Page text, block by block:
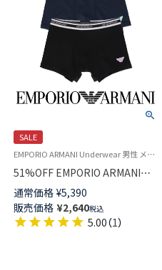
SALE
EMPORIO ARMANI Underwear 男性 メンズ 下着 パンツ ブランド 父の日ギフト 父の日プレゼント 2024
51%OFF EMPORIO ARMANI
SHINY LOGOBAND ロゴ入り 光
沢ウエストバンド ボクサーブリ
ーフ 前閉じ EUサイズ メンズ ア
ンダーウェア 54045128
通常価格 ¥5,390
販売価格 ¥2,640税込
5.00（1）